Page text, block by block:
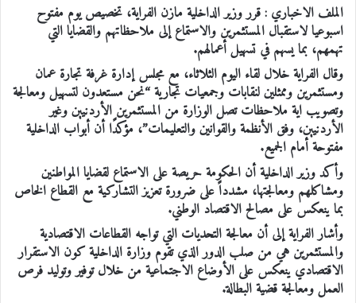
الملف الاخباري : قرر وزير الداخلية مازن الفراية، تخصيص يوم مفتوح
اسبوعيا لاستقبال المستثمرين والاستماع إلى ملاحظاتهم والقضايا التي
تهمهم، بما يسهم في تسهيل أعمالهم.
وقال الفراية خلال لقاء اليوم الثلاثاء، مع مجلس إدارة غرفة تجارة عمان
ومستثمرين وممثلين لنقابات وجمعيات تجارية “نحن مستعدون لتسهيل ومعالجة
وتصويب اية ملاحظات تصل الوزارة من المستثمرين الأردنيين وغير
الأردنيين، وفق الأنظمة والقوانين والتعليمات”، مؤكدًا أن أبواب الداخلية
مفتوحة أمام الجميع.
وأكد وزير الداخلية أن الحكومة حريصة على الاستماع لقضايا المواطنين
ومشاكلهم ومعالجتها، مشدداً على ضرورة تعزيز التشاركية مع القطاع الخاص
بما ينعكس على مصالح الاقتصاد الوطني.
وأشار الفراية إلى أن معالجة التحديات التي تواجه القطاعات الاقتصادية
والمستثمرين هي من صلب الدور الذي تقوم وزارة الداخلية كون الاستقرار
الاقتصادي ينعكس على الأوضاع الاجتماعية من خلال توفير وتوليد فرص
العمل ومعالجة قضية البطالة.